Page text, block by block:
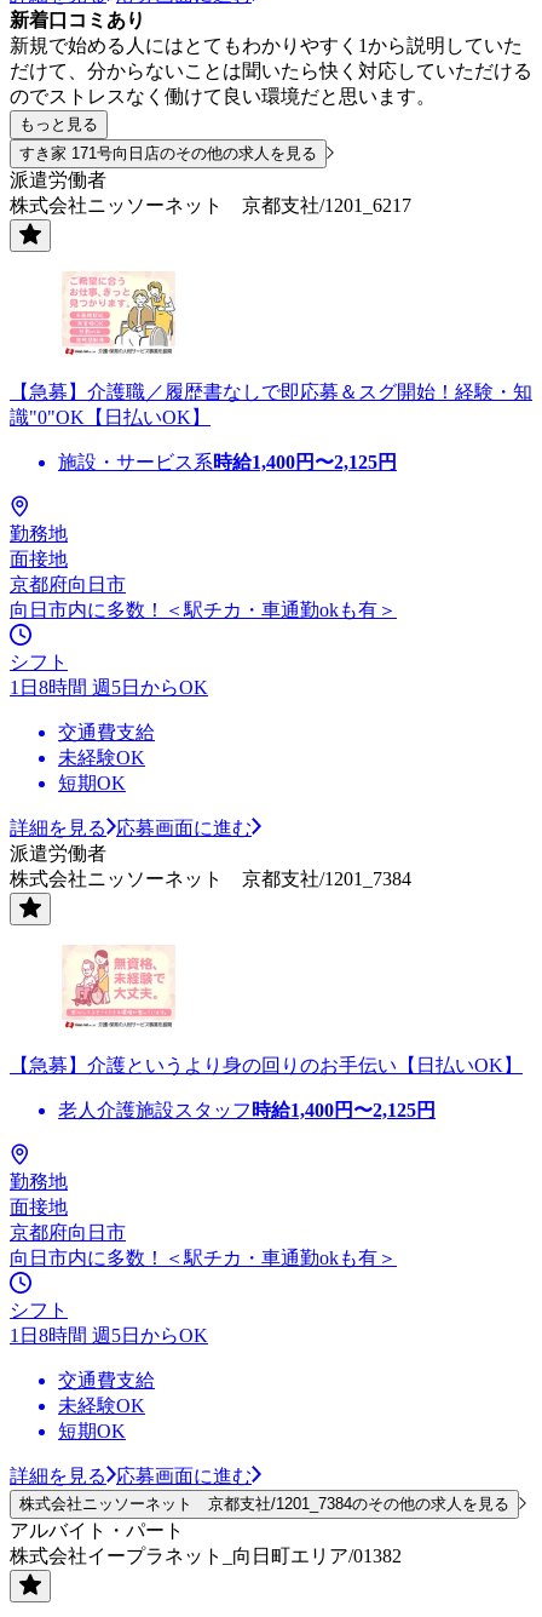
新着口コミあり
新規で始める人にはとてもわかりやすく1から説明していた
だけて、分からないことは聞いたら快く対応していただける
のでストレスなく働けて良い環境だと思います。
もっと見る
すき家 171号向日店のその他の求人を見る
派遣労働者
株式会社ニッソーネット 京都支社/1201_6217
【急募】介護職／履歴書なしで即応募＆スグ開始！経験・知
識"0"OK【日払いOK】
施設・サービス系時給1,400円〜2,125円
勤務地
面接地
京都府向日市
向日市内に多数！＜駅チカ・車通勤okも有＞
シフト
1日8時間 週5日からOK
交通費支給
未経験OK
短期OK
詳細を見る
応募画面に進む
派遣労働者
株式会社ニッソーネット 京都支社/1201_7384
【急募】介護というより身の回りのお手伝い【日払いOK】
老人介護施設スタッフ 時給1,400円〜2,125円
勤務地
面接地
京都府向日市
向日市内に多数！＜駅チカ・車通勤okも有＞
シフト
1日8時間 週5日からOK
交通費支給
未経験OK
短期OK
詳細を見る 応募画面に進む
株式会社ニッソーネット 京都支社/1201_7384のその他の求人を見る
アルバイト・パート
株式会社イープラネット_向日町エリア/01382